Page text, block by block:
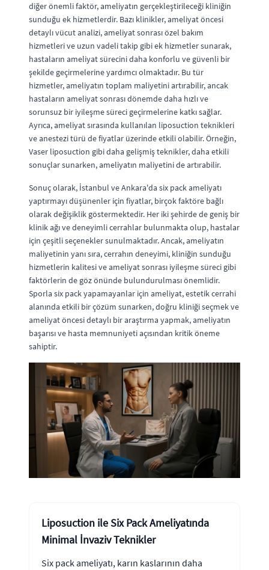
diğer önemli faktör, ameliyatın gerçekleştirileceği kliniğin
sunduğu ek hizmetlerdir. Bazı klinikler, ameliyat öncesi
detaylı vücut analizi, ameliyat sonrası özel bakım
hizmetleri ve uzun vadeli takip gibi ek hizmetler sunarak,
hastaların ameliyat sürecini daha konforlu ve güvenli bir
şekilde geçirmelerine yardımcı olmaktadır. Bu tür
hizmetler, ameliyatın toplam maliyetini artırabilir, ancak
hastaların ameliyat sonrası dönemde daha hızlı ve
sorunsuz bir iyileşme süreci geçirmelerine katkı sağlar.
Ayrıca, ameliyat sırasında kullanılan liposuction teknikleri
ve anestezi türü de fiyatlar üzerinde etkili olabilir. Örneğin,
Vaser liposuction gibi daha gelişmiş teknikler, daha etkili
sonuçlar sunarken, ameliyatın maliyetini de artırabilir.
Sonuç olarak, İstanbul ve Ankara'da six pack ameliyatı
yaptırmayı düşünenler için fiyatlar, birçok faktöre bağlı
olarak değişiklik göstermektedir. Her iki şehirde de geniş bir
klinik ağı ve deneyimli cerrahlar bulunmakta olup, hastalar
için çeşitli seçenekler sunulmaktadır. Ancak, ameliyatın
maliyetinin yanı sıra, cerrahın deneyimi, kliniğin sunduğu
hizmetlerin kalitesi ve ameliyat sonrası iyileşme süreci gibi
faktörlerin de göz önünde bulundurulması önemlidir.
Sporla six pack yapamayanlar için ameliyat, estetik cerrahi
alanında etkili bir çözüm sunarken, doğru kliniği seçmek ve
ameliyat öncesi detaylı bir araştırma yapmak, ameliyatın
başarısı ve hasta memnuniyeti açısından kritik öneme
sahiptir.
Liposuction ile Six Pack Ameliyatında
Minimal İnvaziv Teknikler
Six pack ameliyatı, karın kaslarının daha